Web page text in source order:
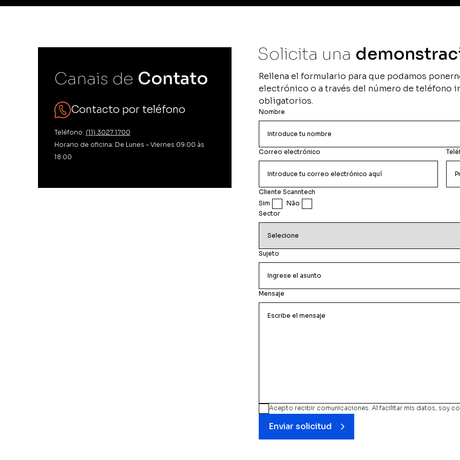
mercado.
Scann&OP
Impulsa tus ventas y rentabilidad con
una mejor gestión de inventarios.
Scann Metrics
Comprueba el impacto real de tus
acciones de marketing y ejecuciones
Canais de Contato
Contacto por teléfono
Teléfono: (11) 3027 1700
Horario de oficina: De Lunes – Viernes 09:00 às
18:00
Solicita una
Rellena el formulario para que podamos
electrónico o a través del número de teléfono
obligatorios.
Nombre
Correo electrónico
Cliente Scanntech
Sim
Não
Sector
Sujeto
Mensaje
Acepto recibir comunicaciones. Al facilitar mis datos, soy
Enviar solicitud